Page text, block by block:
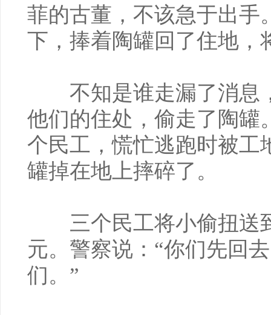
菲的古董，不该急于出手
下，捧着陶罐回了住地，
不知是谁走漏了消息
他们的住处，偷走了陶罐
个民工，慌忙逃跑时被工
罐掉在地上摔碎了。
三个民工将小偷扭送
元。警察说：“你们先回
们。”